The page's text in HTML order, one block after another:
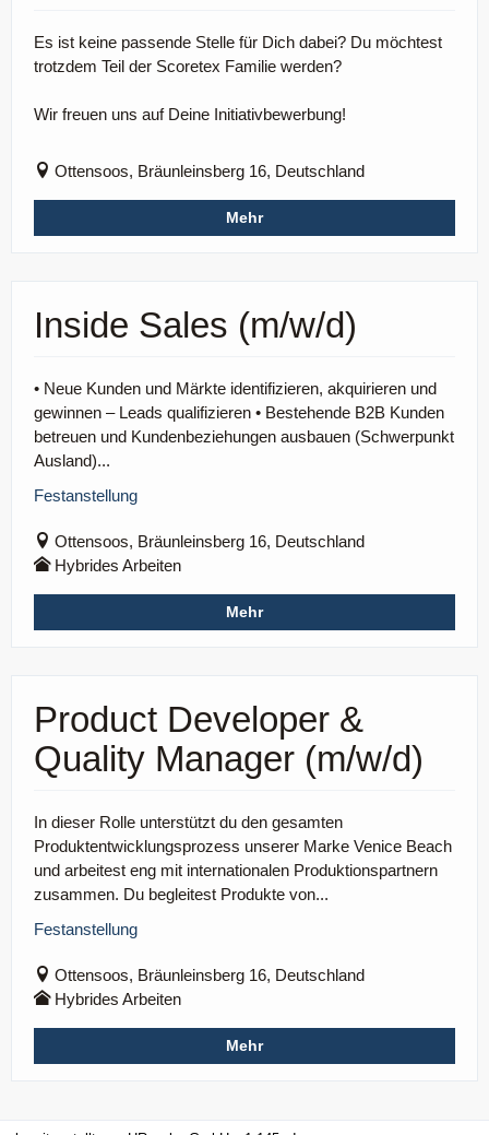
Es ist keine passende Stelle für Dich dabei? Du möchtest
trotzdem Teil der Scoretex Familie werden?
Wir freuen uns auf Deine Initiativbewerbung!
Ottensoos, Bräunleinsberg 16, Deutschland
Mehr
Inside Sales (m/w/d)
• Neue Kunden und Märkte identifizieren, akquirieren und
gewinnen – Leads qualifizieren • Bestehende B2B Kunden
betreuen und Kundenbeziehungen ausbauen (Schwerpunkt
Ausland)...
Festanstellung
Ottensoos, Bräunleinsberg 16, Deutschland
Hybrides Arbeiten
Mehr
Product Developer &
Quality Manager (m/w/d)
In dieser Rolle unterstützt du den gesamten
Produktentwicklungsprozess unserer Marke Venice Beach
und arbeitest eng mit internationalen Produktionspartnern
zusammen. Du begleitest Produkte von...
Festanstellung
Ottensoos, Bräunleinsberg 16, Deutschland
Hybrides Arbeiten
Mehr